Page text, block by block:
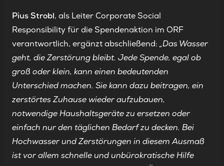
Pius Strobl, als Leiter Corporate Social
Responsibility für die Spendenaktion im ORF
verantwortlich, ergänzt abschließend: „Das Wasser
geht, die Zerstörung bleibt. Jede Spende, egal ob
groß oder klein, kann einen bedeutenden
Unterschied machen. Sie kann dazu beitragen, ein
zerstörtes Zuhause wieder aufzubauen,
notwendige Haushaltsgeräte zu ersetzen oder
einfach nur den täglichen Bedarf zu decken. Bei
Hochwasser und Zerstörungen in diesem Ausmaß
ist vor allem schnelle und unbürokratische Hilfe